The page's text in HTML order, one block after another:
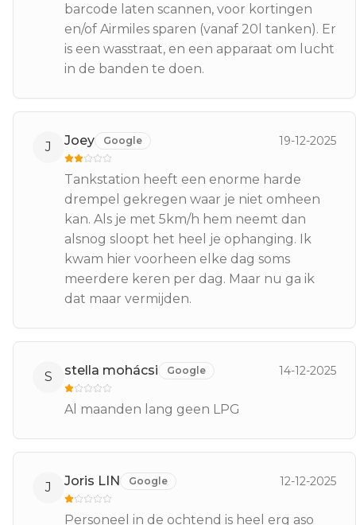
barcode laten scannen, voor kortingen
en/of Airmiles sparen (vanaf 20l tanken). Er
is een wasstraat, en een apparaat om lucht
in de banden te doen.
J Joey Google 19-12-2025
Tankstation heeft een enorme harde
drempel gekregen waar je niet omheen
kan. Als je met 5km/h hem neemt dan
alsnog sloopt het heel je ophanging. Ik
kwam hier voorheen elke dag soms
meerdere keren per dag. Maar nu ga ik
dat maar vermijden.
S stella mohácsi Google 14-12-2025
Al maanden lang geen LPG
J Joris LIN Google 12-12-2025
Personeel in de ochtend is heel erg aso